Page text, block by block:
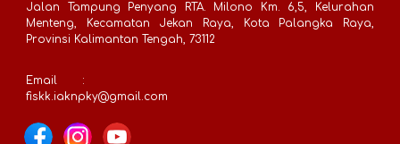
Jalan Tampung Penyang RTA. Milono Km. 6,5, Kelurahan
Menteng, Kecamatan Jekan Raya, Kota Palangka Raya,
Provinsi Kalimantan Tengah, 73112
Email
:
fiskk.iaknpky@gmail.com